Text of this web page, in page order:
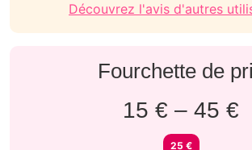
Découvrez l'avis d'autres
Fourchette de
15 € – 45 €
25 €